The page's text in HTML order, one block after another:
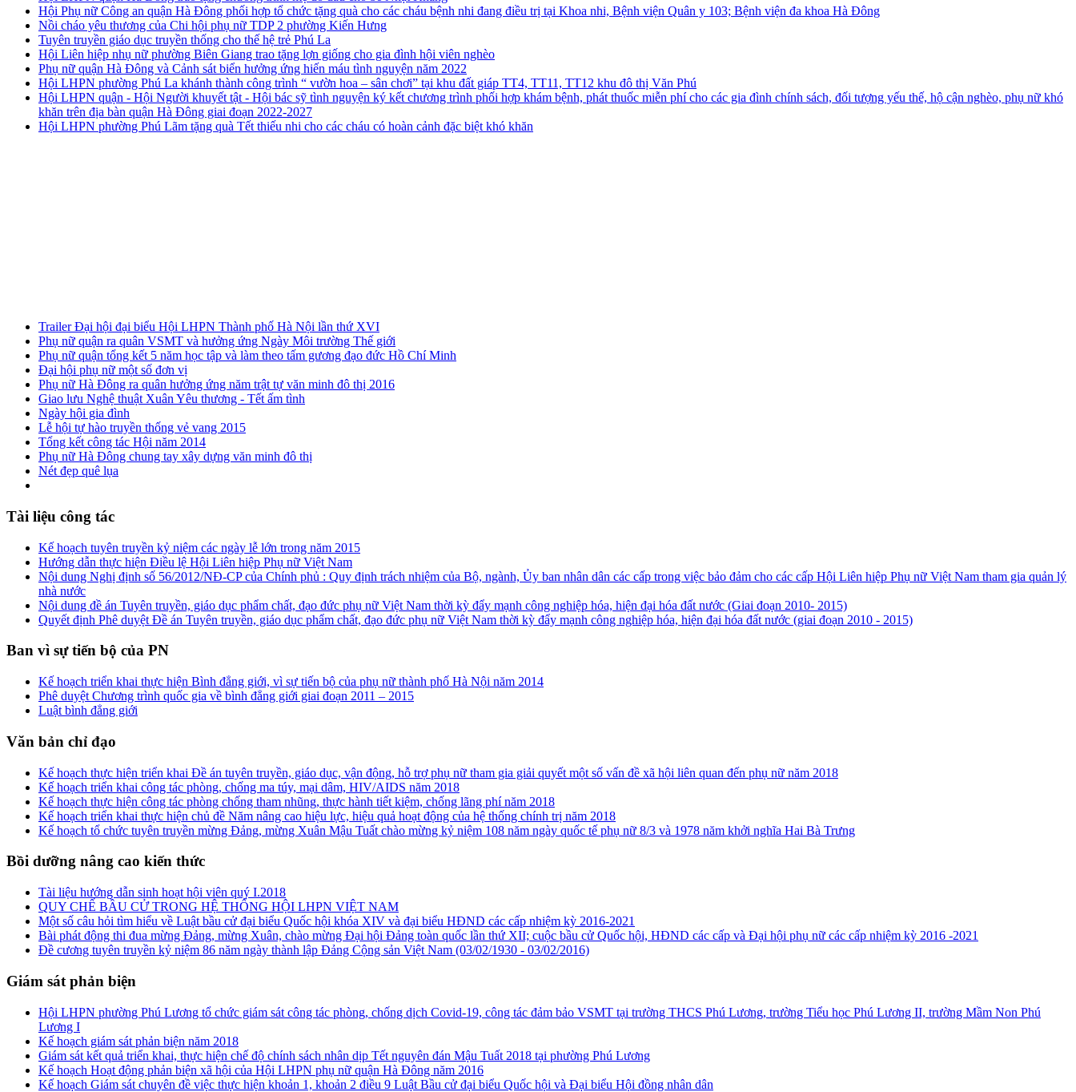
Hội Phụ nữ Công an quận Hà Đông phối hợp tổ chức tặng quà cho các cháu bệnh nhi đang điều trị tại Khoa nhi, Bệnh viện Quân y 103; Bệnh viện đa khoa Hà Đông
Nồi cháo yêu thương của Chi hội phụ nữ TDP 2 phường Kiến Hưng
Tuyên truyền giáo dục truyền thống cho thế hệ trẻ Phú La
Hội Liên hiệp nhụ nữ phường Biên Giang trao tặng lợn giống cho gia đình hội viên nghèo
Phụ nữ quận Hà Đông và Cảnh sát biển hưởng ứng hiến máu tình nguyện năm 2022
Hội LHPN phường Phú La khánh thành công trình “ vườn hoa – sân chơi” tại khu đất giáp TT4, TT11, TT12 khu đô thị Văn Phú
Hội LHPN quận - Hội Người khuyết tật - Hội bác sỹ tình nguyện ký kết chương trình phối hợp khám bệnh, phát thuốc miễn phí cho các gia đình chính sách, đối tượng yếu thế, hộ cận nghèo, phụ nữ khó
khăn trên địa bàn quận Hà Đông giai đoạn 2022-2027
Hội LHPN phường Phú Lãm tặng quà Tết thiếu nhi cho các cháu có hoàn cảnh đặc biệt khó khăn
Trailer Đại hội đại biểu Hội LHPN Thành phố Hà Nội lần thứ XVI
Phụ nữ quận ra quân VSMT và hưởng ứng Ngày Môi trường Thế giới
Phụ nữ quận tổng kết 5 năm học tập và làm theo tấm gương đạo đức Hồ Chí Minh
Đại hội phụ nữ một số đơn vị
Phụ nữ Hà Đông ra quân hưởng ứng năm trật tự văn minh đô thị 2016
Giao lưu Nghệ thuật Xuân Yêu thương - Tết ấm tình
Ngày hội gia đình
Lễ hội tự hào truyền thống vẻ vang 2015
Tổng kết công tác Hội năm 2014
Phụ nữ Hà Đông chung tay xây dựng văn minh đô thị
Nét đẹp quê lụa
Tài liệu công tác
Kế hoạch tuyên truyền kỷ niệm các ngày lễ lớn trong năm 2015
Hướng dẫn thực hiện Điều lệ Hội Liên hiệp Phụ nữ Việt Nam
Nội dung Nghị định số 56/2012/NĐ-CP của Chính phủ : Quy định trách nhiệm của Bộ, ngành, Ủy ban nhân dân các cấp trong việc bảo đảm cho các cấp Hội Liên hiệp Phụ nữ Việt Nam tham gia quản lý
nhà nước
Nội dung đề án Tuyên truyền, giáo dục phẩm chất, đạo đức phụ nữ Việt Nam thời kỳ đẩy mạnh công nghiệp hóa, hiện đại hóa đất nước (Giai đoạn 2010- 2015)
Quyết định Phê duyệt Đề án Tuyên truyền, giáo dục phẩm chất, đạo đức phụ nữ Việt Nam thời kỳ đẩy mạnh công nghiệp hóa, hiện đại hóa đất nước (giai đoạn 2010 - 2015)
Ban vì sự tiến bộ của PN
Kế hoạch triển khai thực hiện Bình đẳng giới, vì sự tiến bộ của phụ nữ thành phố Hà Nội năm 2014
Phê duyệt Chương trình quốc gia về bình đẳng giới giai đoạn 2011 – 2015
Luật bình đẳng giới
Văn bản chỉ đạo
Kế hoạch thực hiện triển khai Đề án tuyên truyền, giáo dục, vận động, hỗ trợ phụ nữ tham gia giải quyết một số vấn đề xã hội liên quan đến phụ nữ năm 2018
Kế hoạch triển khai công tác phòng, chống ma túy, mại dâm, HIV/AIDS năm 2018
Kế hoạch thực hiện công tác phòng chống tham nhũng, thực hành tiết kiệm, chống lãng phí năm 2018
Kế hoạch triển khai thực hiện chủ đề Năm nâng cao hiệu lực, hiệu quả hoạt động của hệ thống chính trị năm 2018
Kế hoạch tổ chức tuyên truyền mừng Đảng, mừng Xuân Mậu Tuất chào mừng kỷ niệm 108 năm ngày quốc tế phụ nữ 8/3 và 1978 năm khởi nghĩa Hai Bà Trưng
Bồi dưỡng nâng cao kiến thức
Tài liệu hướng dẫn sinh hoạt hội viên quý I.2018
QUY CHẾ BẦU CỬ TRONG HỆ THỐNG HỘI LHPN VIỆT NAM
Một số câu hỏi tìm hiểu về Luật bầu cử đại biểu Quốc hội khóa XIV và đại biểu HĐND các cấp nhiệm kỳ 2016-2021
Bài phát động thi đua mừng Đảng, mừng Xuân, chào mừng Đại hội Đảng toàn quốc lần thứ XII; cuộc bầu cử Quốc hội, HĐND các cấp và Đại hội phụ nữ các cấp nhiệm kỳ 2016 -2021
Đề cương tuyên truyền kỷ niệm 86 năm ngày thành lập Đảng Cộng sản Việt Nam (03/02/1930 - 03/02/2016)
Giám sát phản biện
Hội LHPN phường Phú Lương tổ chức giám sát công tác phòng, chống dịch Covid-19, công tác đảm bảo VSMT tại trường THCS Phú Lương, trường Tiểu học Phú Lương II, trường Mầm Non Phú
Lương I
Kế hoạch giám sát phản biện năm 2018
Giám sát kết quả triển khai, thực hiện chế độ chính sách nhân dịp Tết nguyên đán Mậu Tuất 2018 tại phường Phú Lương
Kế hoạch Hoạt động phản biện xã hội của Hội LHPN phụ nữ quận Hà Đông năm 2016
Kế hoạch Giám sát chuyên đề việc thực hiện khoản 1, khoản 2 điều 9 Luật Bầu cử đại biểu Quốc hội và Đại biểu Hội đồng nhân dân